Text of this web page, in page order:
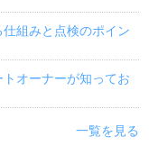
組みと点検のポイン
オーナーが知ってお
一覧を見る